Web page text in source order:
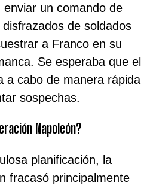
un comando de
de soldados
a Franco en su
Se esperaba que el
a cabo de manera rápida
sospechas.
Napoleón?
planificación, la
fracasó principalmente